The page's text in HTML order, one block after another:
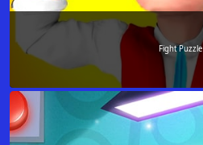
Fight Puzzle